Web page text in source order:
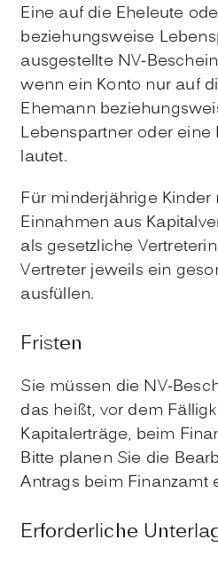
Eine auf die Eheleute
beziehungsweise
ausgestellte NV-
wenn ein Konto nur auf
Ehemann
Lebenspartner oder eine
lautet.
Für minderjährige Kinder
Einnahmen aus
als gesetzliche
Vertreter jeweils ein
ausfüllen.
Fristen
Sie müssen die NV-
das heißt, vor dem
Kapitalerträge, beim
Bitte planen Sie die
Antrags beim Finanzamt
Erforderliche